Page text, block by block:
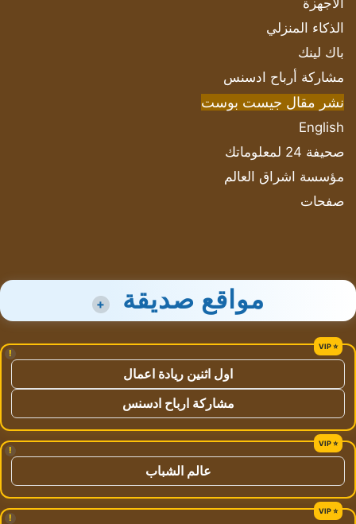
الأجهزة
الذكاء المنزلي
باك لينك
مشاركة أرباح ادسنس
نشر مقال جيست بوست
English
صحيفة 24 لمعلوماتك
مؤسسة اشراق العالم
صفحات
مواقع صديقة +
!
اول اثنين ريادة اعمال
مشاركة ارباح ادسنس
!
عالم الشباب
!